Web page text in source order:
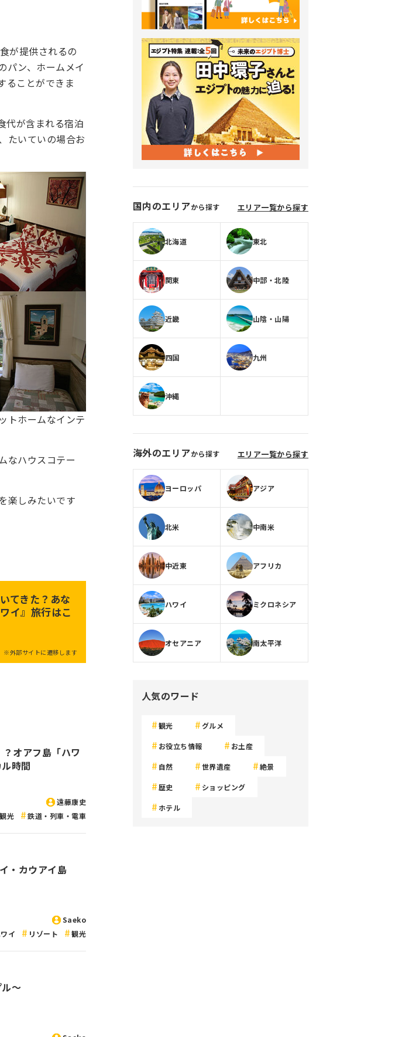
が提供されるの
パン、ホームメイ
ることができま
代が含まれる宿泊
たいていの場合お
トホームなインテ
なハウスコテー
楽しみたいです
てきた？あな
イ』旅行はこ
※外部サイトに遷移します
オアフ島「ハワ
時間
遠藤康史
観光 鉄道・列車・電車
・カウアイ島
Saeko
イ リゾート 観光
〜
国内のエリアから探す エリア一覧から探す
北海道 東北
関東 中部・北陸
近畿 山陰・山陽
四国 九州
沖縄
海外のエリアから探す エリア一覧から探す
ヨーロッパ アジア
北米 中南米
中近東 アフリカ
ハワイ ミクロネシア
オセアニア 南太平洋
人気のワード
観光 グルメ
お役立ち情報 お土産
自然 世界遺産 絶景
歴史 ショッピング
ホテル